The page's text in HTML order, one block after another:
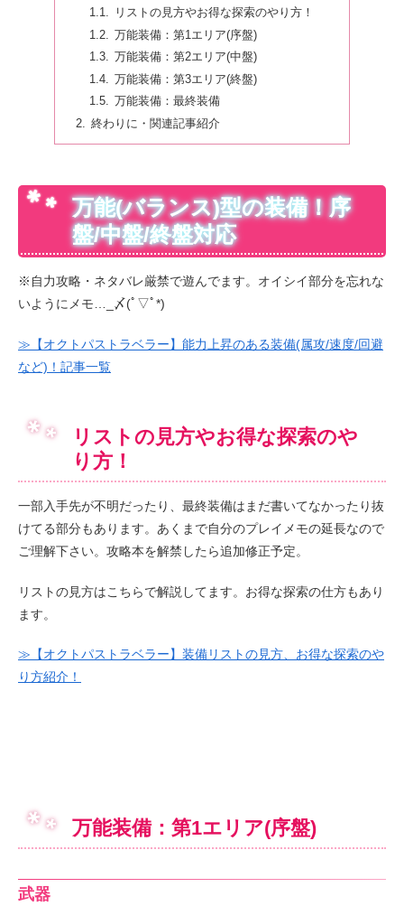
リストの見方やお得な探索のやり方！
万能装備：第1エリア(序盤)
万能装備：第2エリア(中盤)
万能装備：第3エリア(終盤)
万能装備：最終装備
終わりに・関連記事紹介
万能(バランス)型の装備！序
盤/中盤/終盤対応
※自力攻略・ネタバレ厳禁で遊んでます。オイシイ部分を忘れな
いようにメモ…_〆(ﾟ▽ﾟ*)
≫【オクトパストラベラー】能力上昇のある装備(属攻/速度/回避
など)！記事一覧
リストの見方やお得な探索のや
り方！
一部入手先が不明だったり、最終装備はまだ書いてなかったり抜
けてる部分もあります。あくまで自分のプレイメモの延長なので
ご理解下さい。攻略本を解禁したら追加修正予定。
リストの見方はこちらで解説してます。お得な探索の仕方もあり
ます。
≫【オクトパストラベラー】装備リストの見方、お得な探索のや
り方紹介！
万能装備：第1エリア(序盤)
武器